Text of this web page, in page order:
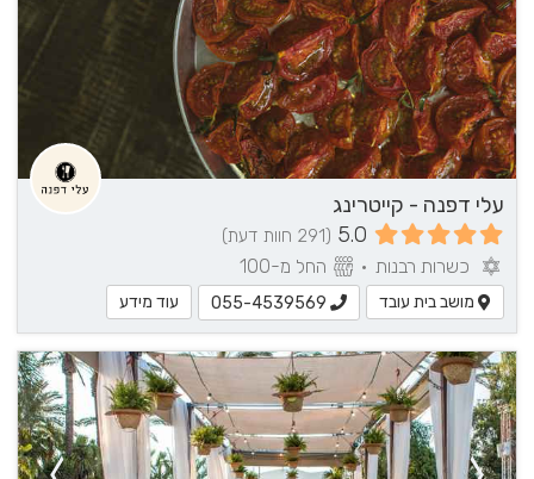
עלי דפנה - קייטרינג
5.0 (291 חוות דעת)
כשרות רבנות • החל מ-100
מושב בית עובד 055-4539569 עוד מידע